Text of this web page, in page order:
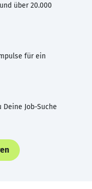
über 20.000
für ein
Job-Suche